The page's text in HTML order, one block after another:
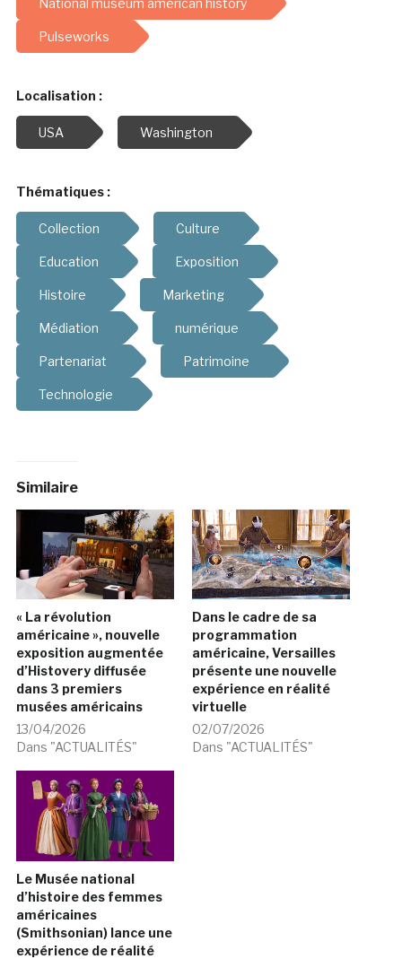
Pulseworks
Localisation :
USA Washington
Thématiques :
Collection Culture
Education Exposition
Histoire Marketing
Médiation numérique
Partenariat Patrimoine
Technologie
Similaire
« La révolution
américaine », nouvelle
exposition augmentée
d’Histovery diffusée
dans 3 premiers
musées américains
13/04/2026
Dans "ACTUALITÉS"
Dans le cadre de sa
programmation
américaine, Versailles
présente une nouvelle
expérience en réalité
virtuelle
02/07/2026
Dans "ACTUALITÉS"
Le Musée national
d’histoire des femmes
américaines
(Smithsonian) lance une
expérience de réalité